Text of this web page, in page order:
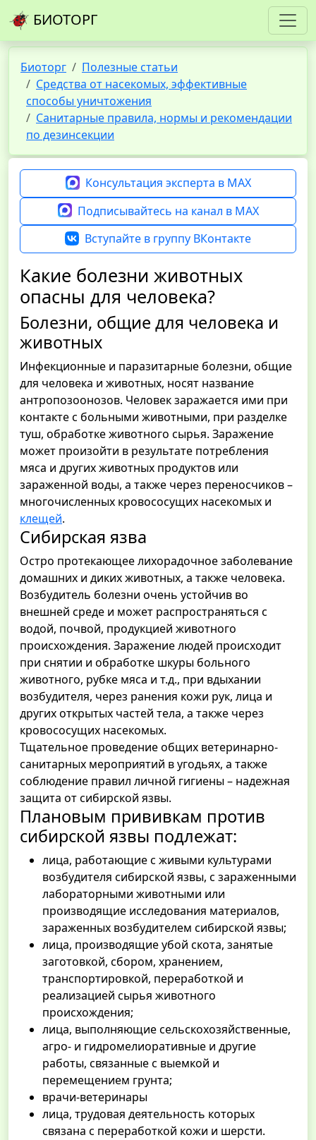
БИОТОРГ
Биоторг
Полезные статьи
Средства от насекомых, эффективные
способы уничтожения
Санитарные правила, нормы и рекомендации
по дезинсекции
Консультация эксперта в MAX
Подписывайтесь на канал в MAX
Вступайте в группу ВКонтакте
Какие болезни животных
опасны для человека?
Болезни, общие для человека и
животных
Инфекционные и паразитарные болезни, общие
для человека и животных, носят название
антропозоонозов. Человек заражается ими при
контакте с больными животными, при разделке
туш, обработке животного сырья. Заражение
может произойти в результате потребления
мяса и других животных продуктов или
зараженной воды, а также через переносчиков –
многочисленных кровососущих насекомых и
клещей.
Сибирская язва
Остро протекающее лихорадочное заболевание
домашних и диких животных, а также человека.
Возбудитель болезни очень устойчив во
внешней среде и может распространяться с
водой, почвой, продукцией животного
происхождения. Заражение людей происходит
при снятии и обработке шкуры больного
животного, рубке мяса и т.д., при вдыхании
возбудителя, через ранения кожи рук, лица и
других открытых частей тела, а также через
кровососущих насекомых.
Тщательное проведение общих ветеринарно-
санитарных мероприятий в угодьях, а также
соблюдение правил личной гигиены – надежная
защита от сибирской язвы.
Плановым прививкам против
сибирской язвы подлежат:
лица, работающие с живыми культурами
возбудителя сибирской язвы, с зараженными
лабораторными животными или
производящие исследования материалов,
зараженных возбудителем сибирской язвы;
лица, производящие убой скота, занятые
заготовкой, сбором, хранением,
транспортировкой, переработкой и
реализацией сырья животного
происхождения;
лица, выполняющие сельскохозяйственные,
агро- и гидромелиоративные и другие
работы, связанные с выемкой и
перемещением грунта;
врачи-ветеринары
лица, трудовая деятельность которых
связана с переработкой кожи и шерсти.